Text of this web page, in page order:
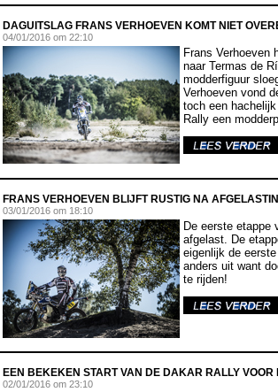
DAGUITSLAG FRANS VERHOEVEN KOMT NIET
04/01/2016 om 22:10
Frans Verhoeven
naar Termas de
modderfiguur
Verhoeven vond
toch een
Rally een
FRANS VERHOEVEN BLIJFT RUSTIG NA
03/01/2016 om 18:10
De eerste etappe
afgelast. De
eigenlijk de
anders uit want
te rijden!
EEN BEKEKEN START VAN DE DAKAR RALLY VOOR
02/01/2016 om 23:10